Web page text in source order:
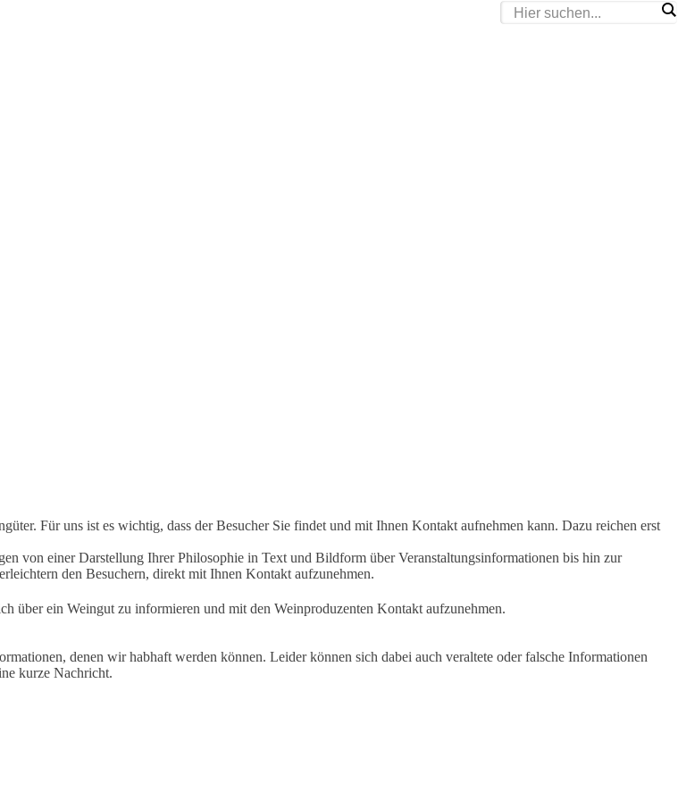
Für uns ist es wichtig, dass der Besucher Sie findet und mit Ihnen Kontakt aufnehmen kann. Dazu reichen erst
von einer Darstellung Ihrer Philosophie in Text und Bildform über Veranstaltungsinformationen bis hin zur
den Besuchern, direkt mit Ihnen Kontakt aufzunehmen.
über ein Weingut zu informieren und mit den Weinproduzenten Kontakt aufzunehmen.
denen wir habhaft werden können. Leider können sich dabei auch veraltete oder falsche Informationen
kurze Nachricht.